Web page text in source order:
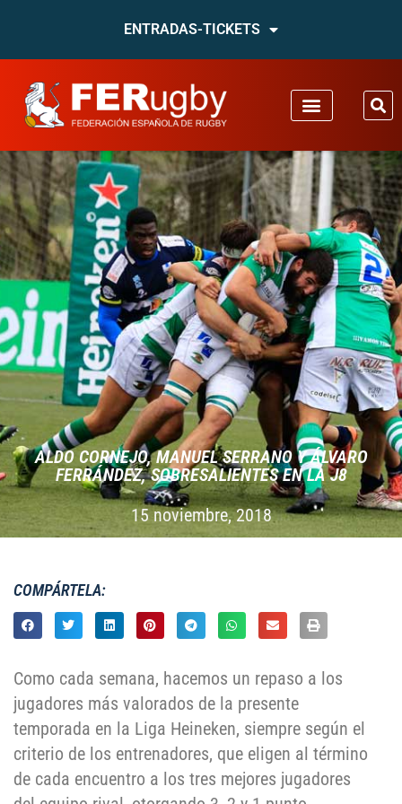
ENTRADAS-TICKETS
ALDO CORNEJO, MANUEL SERRANO Y ÁLVARO
FERRÁNDEZ, SOBRESALIENTES EN LA J8
15 noviembre, 2018
COMPÁRTELA:
Como cada semana, hacemos un repaso a los
jugadores más valorados de la presente
temporada en la Liga Heineken, siempre según el
criterio de los entrenadores, que eligen al término
de cada encuentro a los tres mejores jugadores